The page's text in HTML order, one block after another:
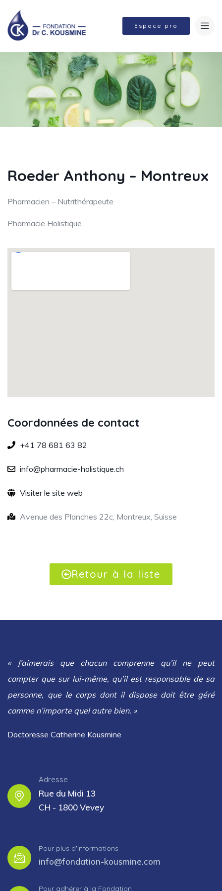
Espace pro
Roeder Anthony – Montreux
Pharmacien – Nutrithérapeute
Pharmacie Holistique
Coordonnées de contact
+41 78 681 63 82
info@pharmacie-holistique.ch
Visiter le site web
Avenue des Planches 22c, Montreux, Suisse
Retour à la liste
« J’aimerais que chacun comprenne qu’il ne peut
compter que sur lui-même, qu’il est responsable de sa
personne, que le corps dont il dispose doit être géré
comme n’importe quel autre bien. »
Doctoresse Catherine Kousmine
Adresse
Rue du Midi 13
CH - 1800 Vevey
Pour plus d'informations
info@fondation-kousmine.com
Pour adhérer à la Fondation